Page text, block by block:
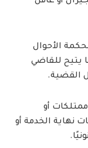
الأحوال
يتيح للقاضي
القضية.
أو
نهاية الخدمة أو